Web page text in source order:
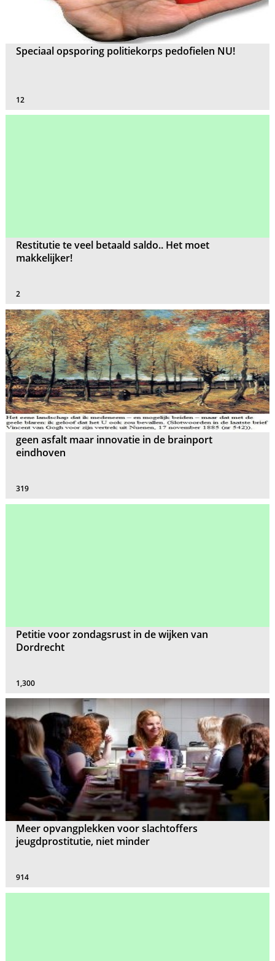
Speciaal opsporing politiekorps pedofielen NU!
12
Restitutie te veel betaald saldo.. Het moet
makkelijker!
2
geen asfalt maar innovatie in de brainport
eindhoven
319
Petitie voor zondagsrust in de wijken van
Dordrecht
1,300
Meer opvangplekken voor slachtoffers
jeugdprostitutie, niet minder
914